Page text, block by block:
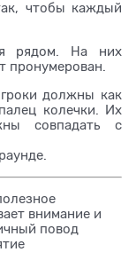
чтобы каждый
рядом. На них
пронумерован.
должны как
колечки. Их
совпадать с
внимание и
повод